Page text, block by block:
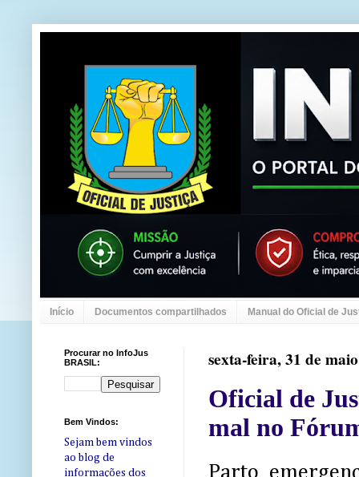
Início Documentos compartilhados Manual do Oficial de
sexta-feira, 31 de
Oficial de
mal no
Procurar no InfoJus
BRASIL:
Bem Vindos:
Sejam bem vindos
ao blog de
informações dos